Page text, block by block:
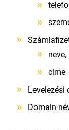
neve,
címe
Levelezési
Domain